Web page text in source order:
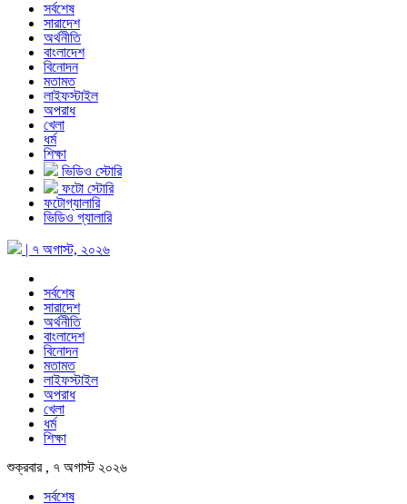
সর্বশেষ
সারাদেশ
অর্থনীতি
বাংলাদেশ
বিনোদন
মতামত
লাইফস্টাইল
অপরাধ
খেলা
ধর্ম
শিক্ষা
ভিডিও স্টোরি
ফটো স্টোরি
ফটোগ্যালারি
ভিডিও গ্যালারি
| ৭ অগাস্ট, ২০২৬
সর্বশেষ
সারাদেশ
অর্থনীতি
বাংলাদেশ
বিনোদন
মতামত
লাইফস্টাইল
অপরাধ
খেলা
ধর্ম
শিক্ষা
শুক্রবার , ৭ অগাস্ট ২০২৬
সর্বশেষ